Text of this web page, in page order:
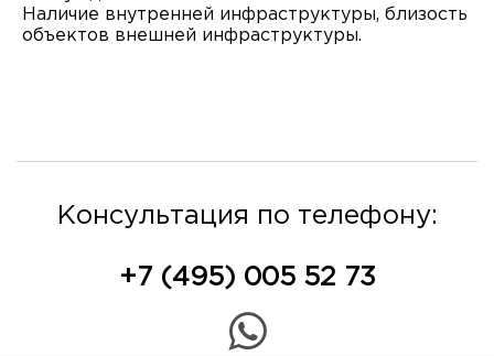
Наличие внутренней инфраструктуры, близость
объектов внешней инфраструктуры.
Консультация по телефону:
+7 (495) 005 52 73